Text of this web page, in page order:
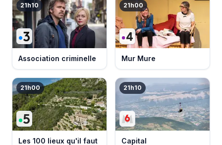
21h10
Association criminelle
21h00
Mur Mure
21h00
Les 100 lieux qu'il faut
21h10
Capital